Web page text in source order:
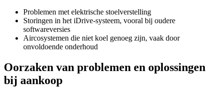
Problemen met elektrische stoelverstelling
Storingen in het iDrive-systeem, vooral bij oudere
softwareversies
Aircosystemen die niet koel genoeg zijn, vaak door
onvoldoende onderhoud
Oorzaken van problemen en oplossingen
bij aankoop